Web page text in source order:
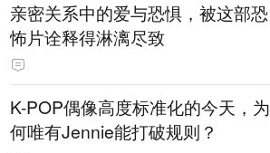
亲密关系中的爱与恐惧，被这部恐
怖片诠释得淋漓尽致
K-POP偶像高度标准化的今天，为
何唯有Jennie能打破规则？